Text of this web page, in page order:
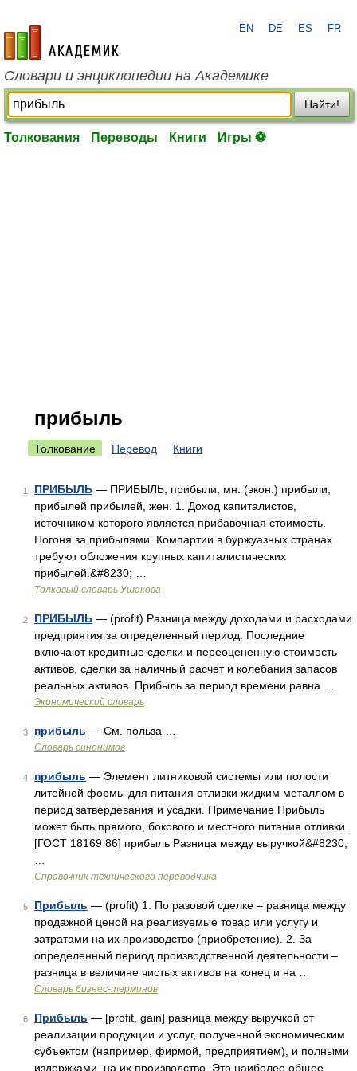
academic.ru
EN DE ES FR
Словари и энциклопедии на Академике
Найти!
Толкования Переводы Книги Игры ⚽
прибыль
Толкование Перевод Книги
1 ПРИБЫЛЬ — ПРИБЫЛЬ, прибыли, мн. (экон.) прибыли,
прибылей прибылей, жен. 1. Доход капиталистов,
источником которого является прибавочная стоимость.
Погоня за прибылями. Компартии в буржуазных странах
требуют обложения крупных капиталистических
прибылей.&#8230; …
Толковый словарь Ушакова
2 ПРИБЫЛЬ — (profit) Разница между доходами и расходами
предприятия за определенный период. Последние
включают кредитные сделки и переоцененную стоимость
активов, сделки за наличный расчет и колебания запасов
реальных активов. Прибыль за период времени равна …
Экономический словарь
3 прибыль — См. польза …
Словарь синонимов
4 прибыль — Элемент литниковой системы или полости
литейной формы для питания отливки жидким металлом в
период затвердевания и усадки. Примечание Прибыль
может быть прямого, бокового и местного питания отливки.
[ГОСТ 18169 86] прибыль Разница между выручкой&#8230;
Справочник технического переводчика
5 Прибыль — (profit) 1. По разовой сделке – разница между
продажной ценой на реализуемые товар или услугу и
затратами на их производство (приобретение). 2. За
определенный период производственной деятельности –
разница в величине чистых активов на конец и на …
Словарь бизнес-терминов
6 Прибыль — [profit, gain] разница между выручкой от
реализации продукции и услуг, полученной экономическим
субъектом (например, фирмой, предприятием), и полными
издержками на их производство. Это наиболее общее